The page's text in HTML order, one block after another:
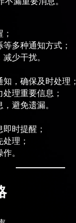
多种通知方式；
少干扰。
知，确保及时处理
理重要信息；
避免遗漏。
时提醒；
理；
。